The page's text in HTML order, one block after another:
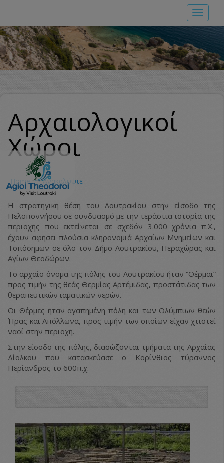
main
content
Toggle
Αρχαιολογικοί
Χώροι
Home Ανακαλύψτε
Η στρατηγική θέση του Λουτρακίου στην είσοδο της
Πελοποννήσου σε συνδυασμό με την τεράστια ιστορία της
περιοχής που εκτείνεται σε σχεδόν 3.000 χρόνια π.Χ.,
έχουν αφήσει πλούσια κληρονομιά Αρχαίων Μνημείων και
Τοπόσημων σε όλο τον Δήμο Λουτρακίου, Περαχώρας και
Αγίων Θεοδώρων.
Το αρχαίο όνομα της πόλης του Λουτρακίου ήταν “Θέρμαι”
προς τιμήν της θεάς Θερμίας Αρτέμιδας, προστάτιδας των
θεραπευτικών ιαματικών νερών.
Οι Θέρμες ήταν αγαπημένη πόλη και των Ολύμπιων θεών
Ήρας και Απόλλωνα, προς τιμήν των οποίων είχαν χτιστεί
ναοί στην περιοχή.
Στην είσοδο της πόλης, διασώζονται τμήματα της Αρχαίας
Δίολκου που κατασκεύασε ο Κορίνθιος τύραννος
Περίανδρος το 600π.χ.